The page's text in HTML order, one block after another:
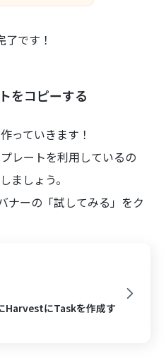
です！
をコピーする
っていきます！
レートを利用しているの
ましょう。
ナーの「試してみる」をク
HarvestにTaskを作成す